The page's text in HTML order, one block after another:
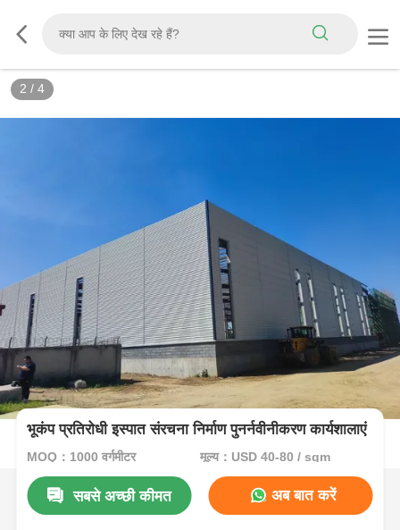
3 / 4
भूकंप प्रतिरोधी इस्पात संरचना निर्माण पुनर्नवीनीकरण कार्यशालाएं
MOQ：1000 वर्गमीटर मूल्य：USD 40-80 / sqm
सबसे अच्छी कीमत अब बात करें